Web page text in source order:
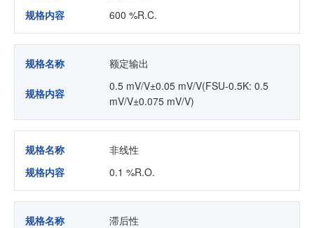
规格内容
600 %R.C.
规格名称 额定输出
规格内容
0.5 mV/V±0.05 mV/V(FSU-0.5K: 0.5
mV/V±0.075 mV/V)
规格名称
非线性
规格内容
0.1 %R.O.
规格名称
滞后性